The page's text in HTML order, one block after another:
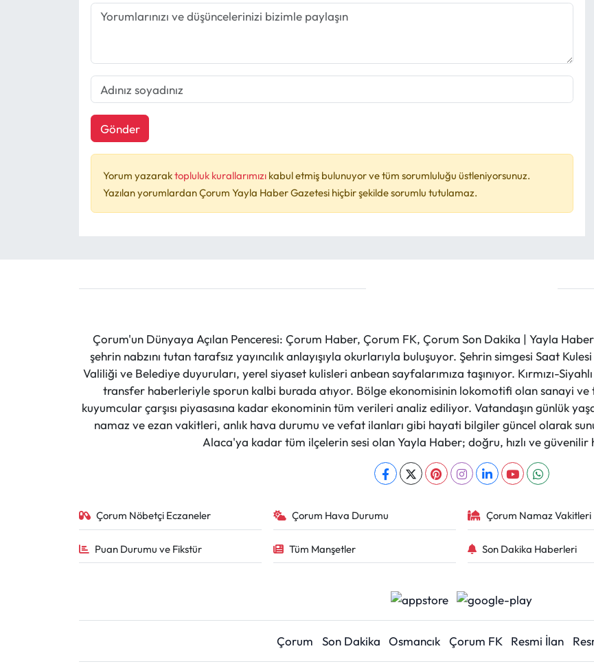
Gönder
Yorum yazaraktopluluk kurallarımızı kabul etmiş bulunuyor ve tüm sorumluluğu üstleniyorsunuz.
Yazılan yorumlardan Çorum Yayla Haber Gazetesi hiçbir şekilde sorumlu tutulamaz.
Çorum'un Dünyaya Açılan Penceresi: Çorum Haber, Çorum FK, Çorum Son Dakika | Yayla Haber
şehrin nabzını tutan tarafsız yayıncılık anlayışıyla okurlarıyla buluşuyor. Şehrin simgesi Saat
Valiliği ve Belediye duyuruları, yerel siyaset kulisleri anbean sayfalarımıza taşınıyor. Kırmızı-
transfer haberleriyle sporun kalbi burada atıyor. Bölge ekonomisinin lokomotifi olan sanayi ve
kuyumcular çarşısı piyasasına kadar ekonominin tüm verileri analiz ediliyor. Vatandaşın günlük
namaz ve ezan vakitleri, anlık hava durumu ve vefat ilanları gibi hayati bilgiler güncel olarak
Alaca'ya kadar tüm ilçelerin sesi olan Yayla Haber; doğru, hızlı ve
Çorum Nöbetçi Eczaneler Çorum Hava Durumu Çorum Namaz Vakitleri
Puan Durumu ve Fikstür Tüm Manşetler Son Dakika Haberleri
Çorum Son Dakika Osmancık Çorum FK Resmi İlan